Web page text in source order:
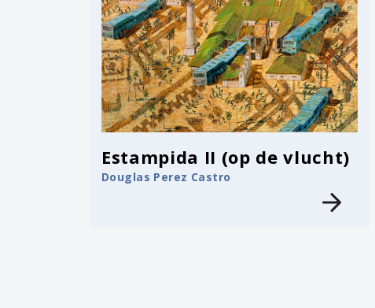
Estampida II (op de vlucht)
Douglas Perez Castro